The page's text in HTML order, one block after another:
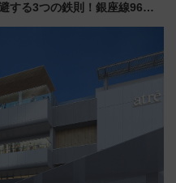
する3つの鉄則！銀座線96本